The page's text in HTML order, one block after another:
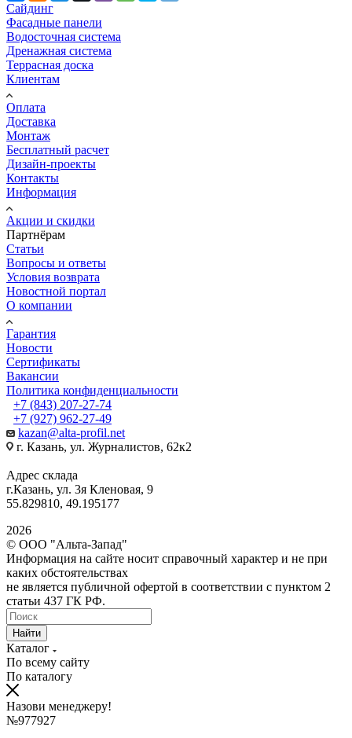
Сайдинг
Фасадные панели
Водосточная система
Дренажная система
Террасная доска
Клиентам
Оплата
Доставка
Монтаж
Бесплатный расчет
Дизайн-проекты
Контакты
Информация
Акции и скидки
Партнёрам
Статьи
Вопросы и ответы
Условия возврата
Новостной портал
О компании
Гарантия
Новости
Сертификаты
Вакансии
Политика конфиденциальности
+7 (843) 207-27-74
+7 (927) 962-27-49
kazan@alta-profil.net
г. Казань, ул. Журналистов, 62к2
Адрес склада
г.Казань, ул. 3я Кленовая, 9
55.829810, 49.195177
2026
© ООО "Альта-Запад"
Информация на сайте носит справочный характер и не при
каких обстоятельствах
не является публичной офертой в соответствии с пунктом 2
статьи 437 ГК РФ.
Найти
Каталог
По всему сайту
По каталогу
Назови менеджеру!
№977927